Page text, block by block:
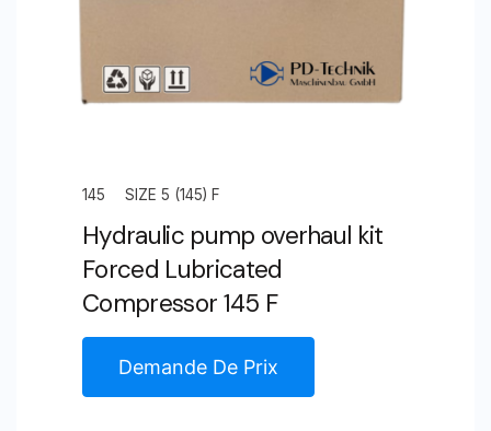
145 SIZE 5 (145) F
Hydraulic pump overhaul kit
Forced Lubricated
Compressor 145 F
Demande De Prix